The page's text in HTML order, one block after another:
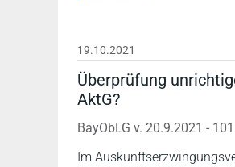
19.10.2021
Überprüfung
AktG?
BayObLG v. 20.9.2021 -
Im